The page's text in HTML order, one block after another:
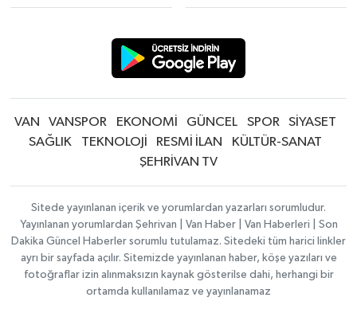
VAN VANSPOR EKONOMİ GÜNCEL SPOR
SİYASET
SAĞLIK
TEKNOLOJİ RESMİ İLAN
KÜLTÜR-SANAT
ŞEHRİVAN TV
Sitede yayınlanan içerik ve yorumlardan yazarları sorumludur.
Yayınlanan yorumlardan Şehrivan | Van Haber | Van Haberleri | Son
Dakika Güncel Haberler sorumlu tutulamaz. Sitedeki tüm harici linkler
ayrı bir sayfada açılır. Sitemizde yayınlanan haber, köşe yazıları ve
fotoğraflar izin alınmaksızın kaynak gösterilse dahi, herhangi bir
ortamda kullanılamaz ve yayınlanamaz